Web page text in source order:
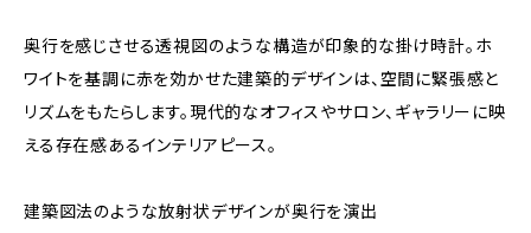
奥行を感じさせる透視図のような構造が印象的な掛け時計。ホ
ワイトを基調に赤を効かせた建築的デザインは、空間に緊張感と
リズムをもたらします。現代的なオフィスやサロン、ギャラリーに映
える存在感あるインテリアピース。
建築図法のような放射状デザインが奥行を演出